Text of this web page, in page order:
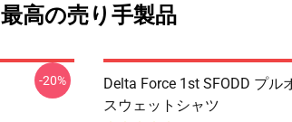
最高の売り手製品
-20%
Delta Force 1st SFODD プル
スウェットシャツ